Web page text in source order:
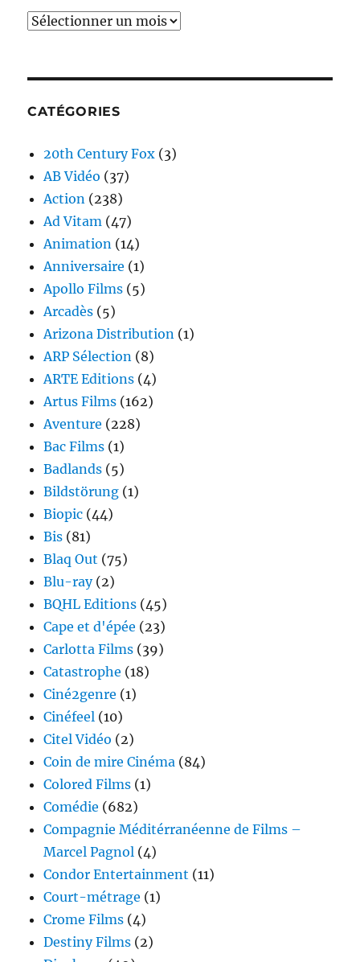
Archives
CATÉGORIES
20th Century Fox (3)
AB Vidéo (37)
Action (238)
Ad Vitam (47)
Animation (14)
Anniversaire (1)
Apollo Films (5)
Arcadès (5)
Arizona Distribution (1)
ARP Sélection (8)
ARTE Editions (4)
Artus Films (162)
Aventure (228)
Bac Films (1)
Badlands (5)
Bildstörung (1)
Biopic (44)
Bis (81)
Blaq Out (75)
Blu-ray(2)
BQHL Editions (45)
Cape et d'épée (23)
Carlotta Films (39)
Catastrophe (18)
Ciné2genre (1)
Cinéfeel (10)
Citel Vidéo (2)
Coin de mire Cinéma (84)
Colored Films (1)
Comédie (682)
Compagnie Méditérranéenne de Films –
Marcel Pagnol (4)
Condor Entertainment (11)
Court-métrage (1)
Crome Films (4)
Destiny Films (2)